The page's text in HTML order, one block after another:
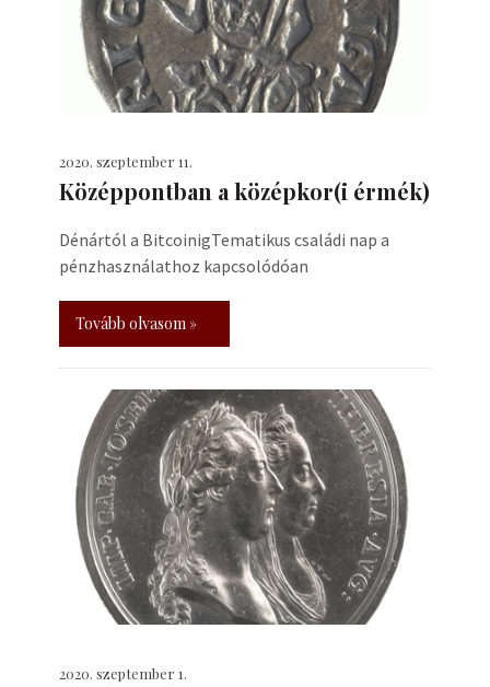
2020. szeptember 11.
Középpontban a középkor(i érmék)
Dénártól a BitcoinigTematikus családi nap a
pénzhasználathoz kapcsolódóan
Tovább olvasom »
2020. szeptember 1.